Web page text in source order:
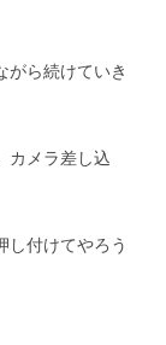
がら続けていき
カメラ差し込
し付けてやろう